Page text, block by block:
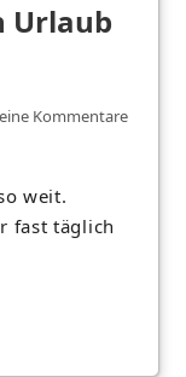
Urlaub
Kommentare
weit.
fast täglich